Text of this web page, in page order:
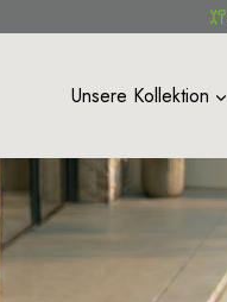
Unsere Kollektion